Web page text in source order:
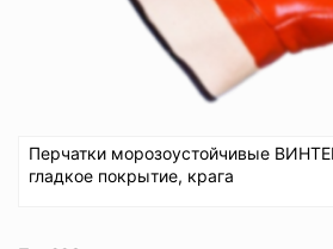
Перчатки морозоустойчивые
гладкое покрытие, крага